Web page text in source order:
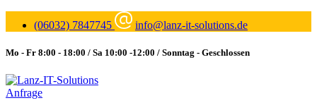
(06032) 7847745 info@lanz-it-solutions.de
Mo - Fr 8:00 - 18:00 / Sa 10:00 -12:00 / Sonntag - Geschlossen
Anfrage